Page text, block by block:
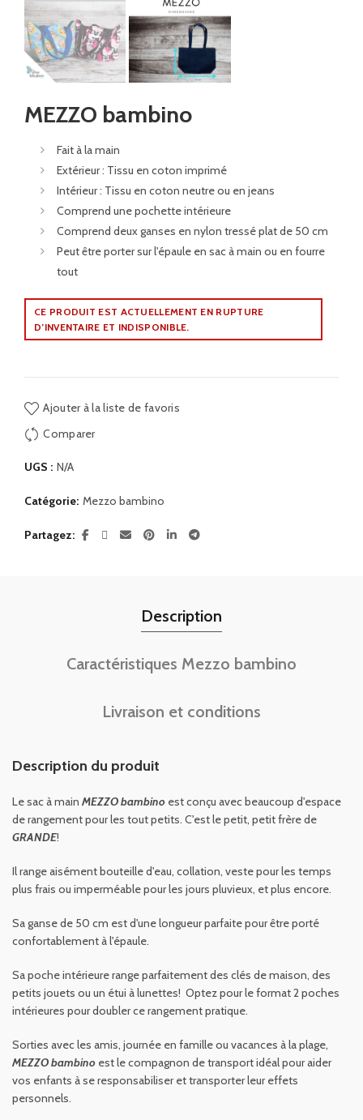
MEZZO bambino
Fait à la main
Extérieur : Tissu en coton imprimé
Intérieur : Tissu en coton neutre ou en jeans
Comprend une pochette intérieure
Comprend deux ganses en nylon tressé plat de 50 cm
Peut être porter sur l'épaule en sac à main ou en fourre
tout
CE PRODUIT EST ACTUELLEMENT EN RUPTURE
D’INVENTAIRE ET INDISPONIBLE.
Ajouter à la liste de favoris
Comparer
UGS : N/A
Catégorie: Mezzo bambino
Partagez
Description
Caractéristiques Mezzo bambino
Livraison et conditions
Description du produit
Le sac à main MEZZObambino est conçu avec beaucoup d'espace
de rangement pour les tout petits. C'est le petit, petit frère de
GRANDE!
Il range aisément bouteille d'eau, collation, veste pour les temps
plus frais ou imperméable pour les jours pluvieux, et plus encore.
Sa ganse de 50 cm est d'une longueur parfaite pour être porté
confortablement à l'épaule.
Sa poche intérieure range parfaitement des clés de maison, des
petits jouets ou un étui à lunettes! Optez pour le format 2 poches
intérieures pour doubler ce rangement pratique.
Sorties avec les amis, journée en famille ou vacances à la plage,
MEZZObambino est le compagnon de transport idéal pour aider
vos enfants à se responsabiliser et transporter leur effets
personnels.